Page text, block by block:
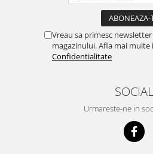
Mobilier gradina
Canapele de gradina
Scaune gradina
Vreau sa primesc
magazinului. Afla mai multe
Confidentialitate
SOCIAL
Urmareste-ne in